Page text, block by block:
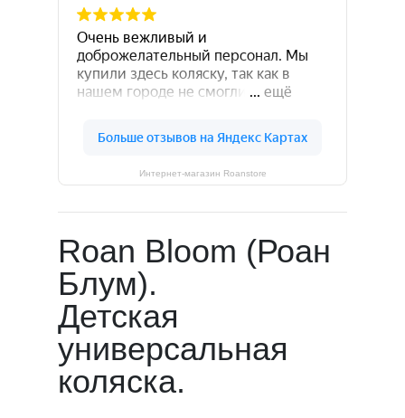
Интернет-магазин Roanstore
Roan Bloom (Роан
Блум).
Детская
универсальная
коляска.